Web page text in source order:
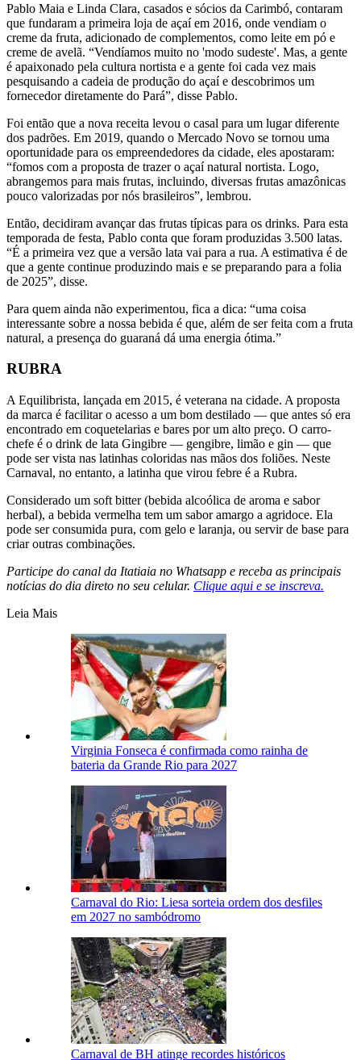
Pablo Maia e Linda Clara, casados e sócios da Carimbó, contaram
que fundaram a primeira loja de açaí em 2016, onde vendiam o
creme da fruta, adicionado de complementos, como leite em pó e
creme de avelã. “Vendíamos muito no 'modo sudeste'. Mas, a gente
é apaixonado pela cultura nortista e a gente foi cada vez mais
pesquisando a cadeia de produção do açaí e descobrimos um
fornecedor diretamente do Pará”, disse Pablo.
Foi então que a nova receita levou o casal para um lugar diferente
dos padrões. Em 2019, quando o Mercado Novo se tornou uma
oportunidade para os empreendedores da cidade, eles apostaram:
“fomos com a proposta de trazer o açaí natural nortista. Logo,
abrangemos para mais frutas, incluindo, diversas frutas amazônicas
pouco valorizadas por nós brasileiros”, lembrou.
Então, decidiram avançar das frutas típicas para os drinks. Para esta
temporada de festa, Pablo conta que foram produzidas 3.500 latas.
“É a primeira vez que a versão lata vai para a rua. A estimativa é de
que a gente continue produzindo mais e se preparando para a folia
de 2025”, disse.
Para quem ainda não experimentou, fica a dica: “uma coisa
interessante sobre a nossa bebida é que, além de ser feita com a fruta
natural, a presença do guaraná dá uma energia ótima.”
RUBRA
A Equilibrista, lançada em 2015, é veterana na cidade. A proposta
da marca é facilitar o acesso a um bom destilado — que antes só era
encontrado em coquetelarias e bares por um alto preço. O carro-
chefe é o drink de lata Gingibre — gengibre, limão e gin — que
pode ser vista nas latinhas coloridas nas mãos dos foliões. Neste
Carnaval, no entanto, a latinha que virou febre é a Rubra.
Considerado um soft bitter (bebida alcoólica de aroma e sabor
herbal), a bebida vermelha tem um sabor amargo a agridoce. Ela
pode ser consumida pura, com gelo e laranja, ou servir de base para
criar outras combinações.
Participe do canal da Itatiaia no Whatsapp e receba as principais
notícias do dia direto no seu celular. Clique aqui e se inscreva.
Leia Mais
Virginia Fonseca é confirmada como rainha de
bateria da Grande Rio para 2027
Carnaval do Rio: Liesa sorteia ordem dos desfiles
em 2027 no sambódromo
Carnaval de BH atinge recordes históricos